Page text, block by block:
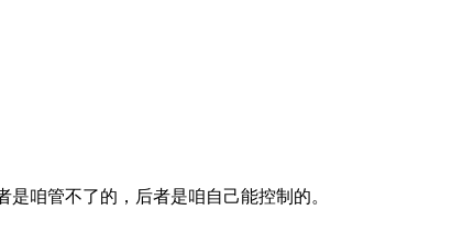
咱管不了的，后者是咱自己能控制的。